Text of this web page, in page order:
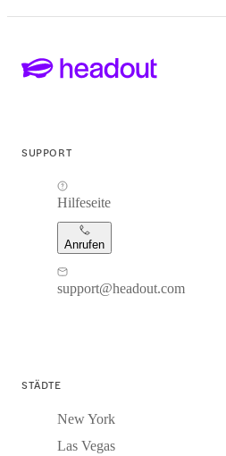
SUPPORT
Hilfeseite
Anrufen
support@headout.com
STÄDTE
New York
Las Vegas